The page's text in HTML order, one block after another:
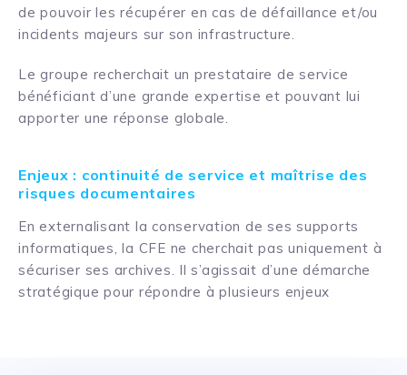
de pouvoir les récupérer en cas de défaillance et/ou
incidents majeurs sur son infrastructure.
Le groupe recherchait un prestataire de service
bénéficiant d’une grande expertise et pouvant lui
apporter une réponse globale.
Enjeux : continuité de service et maîtrise des
risques documentaires
En externalisant la conservation de ses supports
informatiques, la CFE ne cherchait pas uniquement à
sécuriser ses archives. Il s’agissait d’une démarche
stratégique pour répondre à plusieurs enjeux